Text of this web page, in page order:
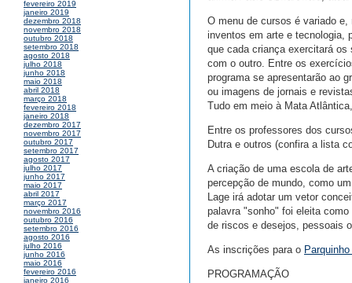
fevereiro 2019
janeiro 2019
dezembro 2018
novembro 2018
outubro 2018
setembro 2018
agosto 2018
julho 2018
junho 2018
maio 2018
abril 2018
março 2018
fevereiro 2018
janeiro 2018
dezembro 2017
novembro 2017
outubro 2017
setembro 2017
agosto 2017
julho 2017
junho 2017
maio 2017
abril 2017
março 2017
novembro 2016
outubro 2016
setembro 2016
agosto 2016
julho 2016
junho 2016
maio 2016
fevereiro 2016
janeiro 2016
O menu de cursos é variado
inventos em arte e tecnologia,
que cada criança exercitará
com o outro. Entre os
programa se apresentarão ao
ou imagens de jornais e
Tudo em meio à Mata
Entre os professores dos
Dutra e outros (confira a lista
A criação de uma escola de
percepção de mundo, como
Lage irá adotar um vetor
palavra "sonho" foi eleita
de riscos e desejos, pessoais
As inscrições para o
PROGRAMAÇÃO